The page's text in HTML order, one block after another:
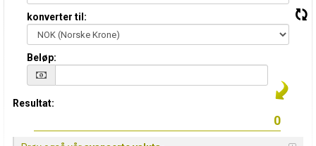
konverter til:
Beløp:
Resultat: